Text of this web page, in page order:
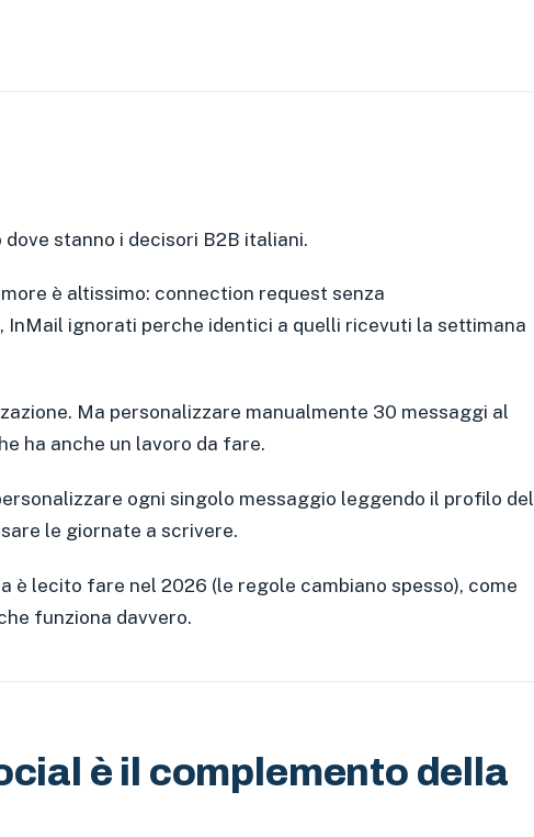
stanno i decisori B2B italiani.
è altissimo: connection request senza
InMail ignorati perche identici a quelli ricevuti la settimana
Ma personalizzare manualmente 30 messaggi al
ha anche un lavoro da fare.
ogni singolo messaggio leggendo il profilo del
le giornate a scrivere.
è lecito fare nel 2026 (le regole cambiano spesso), come
funziona davvero.
è il complemento della